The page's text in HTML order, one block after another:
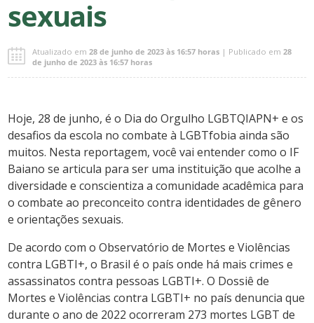
sexuais
Atualizado em28 de junho de 2023 às 16:57 horas | Publicado em28
de junho de 2023 às 16:57 horas
Hoje, 28 de junho, é o Dia do Orgulho LGBTQIAPN+ e os
desafios da escola no combate à LGBTfobia ainda são
muitos. Nesta reportagem, você vai entender como o IF
Baiano se articula para ser uma instituição que acolhe a
diversidade e conscientiza a comunidade acadêmica para
o combate ao preconceito contra identidades de gênero
e orientações sexuais.
De acordo com o Observatório de Mortes e Violências
contra LGBTI+, o Brasil é o país onde há mais crimes e
assassinatos contra pessoas LGBTI+. O Dossiê de
Mortes e Violências contra LGBTI+ no país denuncia que
durante o ano de 2022 ocorreram 273 mortes LGBT de